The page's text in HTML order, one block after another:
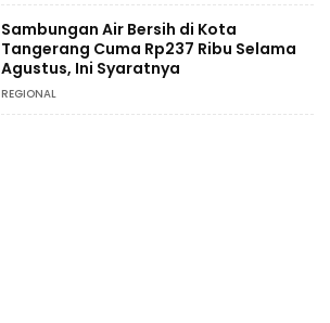
Sambungan Air Bersih di Kota
Tangerang Cuma Rp237 Ribu Selama
Agustus, Ini Syaratnya
REGIONAL